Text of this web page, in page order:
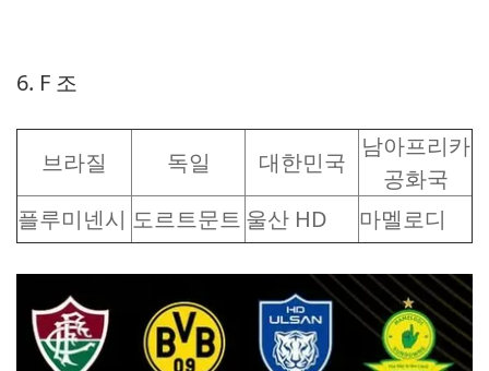
6. F 조
브라질 독일 대한민국
남아프리카
공화국
플루미넨시 도르트문트 울산 HD 마멜로디